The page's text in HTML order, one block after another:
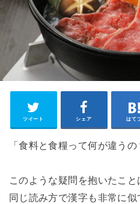
ツイート シェア はて
「食料と食糧って何が違うの
このような疑問を抱いたこ
同じ読み方で漢字も非常に